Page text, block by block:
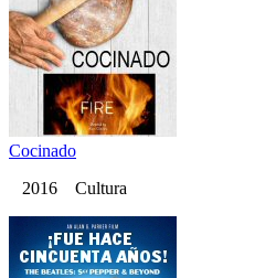
Cocinado
2016 Cultura